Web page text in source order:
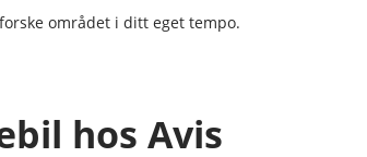
området i ditt eget tempo.
hos Avis